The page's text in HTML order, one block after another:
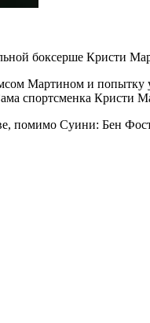
боксерше Кристи
Мартином и попытку
спортсменка Кристи
помимо Суини: Бен